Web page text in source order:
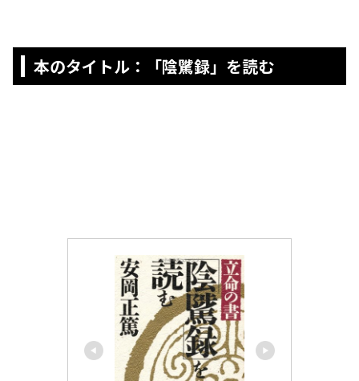
本のタイトル：「陰騭録」を読む